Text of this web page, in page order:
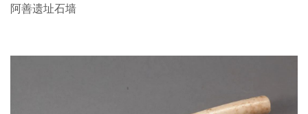
阿善遗址石墙